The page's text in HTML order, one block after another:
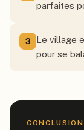
parfaites
3
Le village
pour se
CONCLUSION